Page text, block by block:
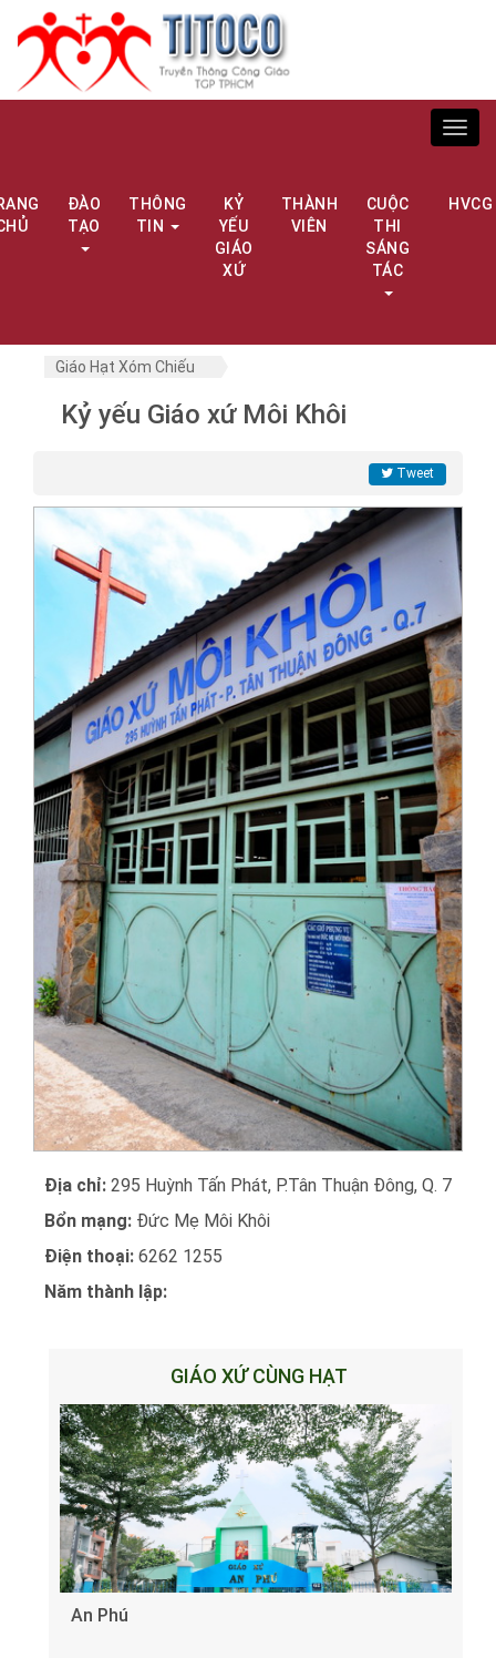
ĐÀO
TẠO
THÔNG
TIN
KỶ
YẾU
GIÁO
XỨ
THÀNH
VIÊN
CUỘC
THI
SÁNG
TÁC
HVCG
Giáo Hạt Xóm Chiếu
Kỷ yếu Giáo xứ Môi Khôi
Tweet
Địa chỉ: 295 Huỳnh Tấn Phát, P.Tân Thuận Đông, Q. 7
Bổn mạng: Đức Mẹ Môi Khôi
Điện thoại: 6262 1255
Năm thành lập:
GIÁO XỨ CÙNG HẠT
An Phú